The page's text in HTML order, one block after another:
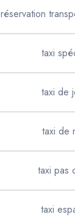
réservation
taxi
taxi de
taxi de
taxi pas
taxi